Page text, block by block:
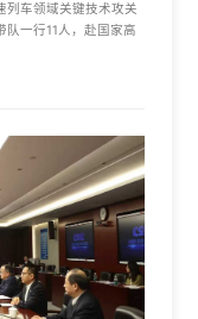
列车领域关键技术攻关
一行11人，赴国家高